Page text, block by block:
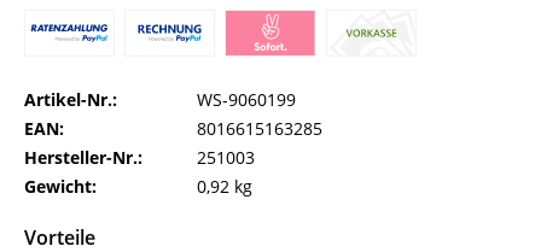
Artikel-Nr.:
WS-9060199
EAN:
8016615163285
Hersteller-Nr.:
251003
Gewicht:
0,92 kg
Vorteile